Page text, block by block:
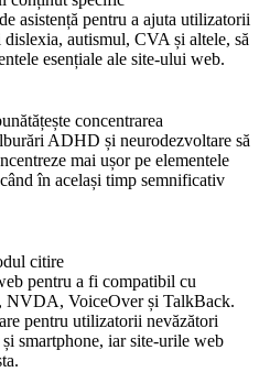
asistență pentru a ajuta utilizatorii
autismul, CVA și altele, să
esențiale ale site-ului web.
concentrarea
ADHD și neurodezvoltare să
mai ușor pe elementele
în același timp semnificativ
citire
pentru a fi compatibil cu
NVDA, VoiceOver și TalkBack.
pentru utilizatorii nevăzători
smartphone, iar site-urile web